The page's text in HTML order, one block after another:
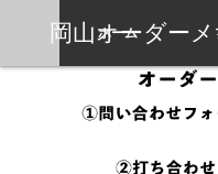
岡山オーダー
岡靴工房
ホーム